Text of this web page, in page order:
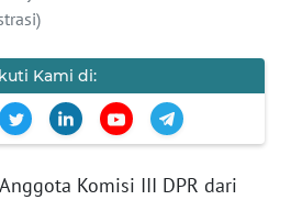
Kami di:
Anggota Komisi III DPR dari